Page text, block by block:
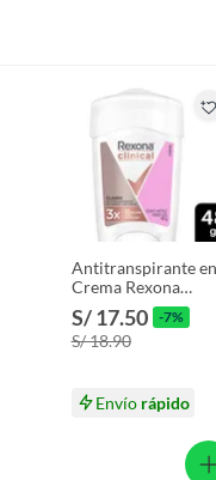
Antitranspirante en
Crema Rexona
Women Clinical
48 g
S/ 17.50 -7%
S/ 18.90
Envío rápido